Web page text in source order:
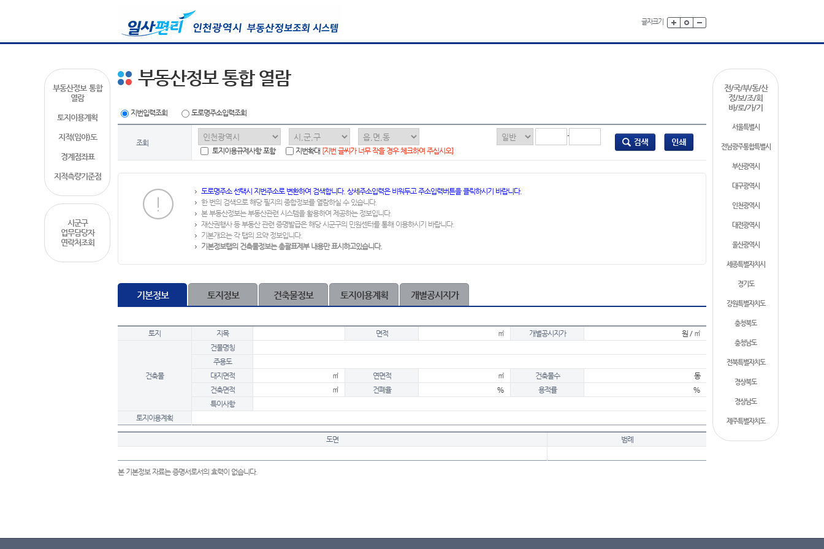
글자크기
부동산정보 통합
열람
토지이용계획
지적(임야)도
경계점좌표
지적측량기준점
시군구
업무담당자
연락처조회
전/국/부/동/산
정/보/조/회
바/로/가/기
서울특별시
전남광주통합특별시
부산광역시
대구광역시
인천광역시
대전광역시
울산광역시
세종특별자치시
경기도
강원특별자치도
충청북도
충청남도
전북특별자치도
경상북도
경상남도
제주특별자치도
부동산정보 통합 열람
지번입력조회 도로명주소입력조회
조회
-
토지이용규제사항 포함
지번확대 [지번 글씨가 너무 작을 경우 체크하여 주십시오]
도로명주소 선택시 지번주소로 변환하여 검색합니다. 상세주소입력은 비워두고 주소입력버튼을 클릭하시기 바랍니다.
한 번의 검색으로 해당 필지의 종합정보를 열람하실 수 있습니다.
본 부동산정보는 부동산관련 시스템을 활용하여 제공하는 정보입니다.
재산권행사 등 부동산 관련 증명발급은 해당 시군구의 민원센터를 통해 이용하시기 바랍니다.
기본개요는 각 탭의 요약 정보입니다.
기본정보탭의 건축물정보는 총괄표제부 내용만 표시하고있습니다.
기본정보 토지정보 건축물정보 토지이용계획 개별공시지가
토지 지목 면적 ㎡ 개별공시지가 원 / ㎡
건축물
건물명칭
주용도
대지면적
㎡ 연면적 ㎡ 건축물수
동
건축면적
㎡ 건폐율 % 용적률
%
특이사항
토지이용계획
도면 범례
본 기본정보 자료는 증명서로서의 효력이 없습니다.